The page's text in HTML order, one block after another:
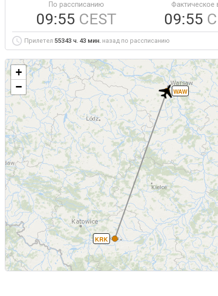
По рассписанию
09:55 CEST
Фактическое
09:55
Прилетел 55343 ч. 43 мин. назад по рассписанию
KRK
WAW
+
−